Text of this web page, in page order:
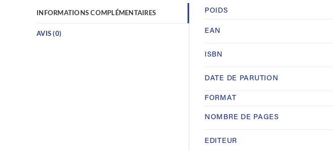
INFORMATIONS COMPLÉMENTAIRES
AVIS (0)
POIDS
EAN
ISBN
DATE DE PARUTION
FORMAT
NOMBRE DE PAGES
EDITEUR